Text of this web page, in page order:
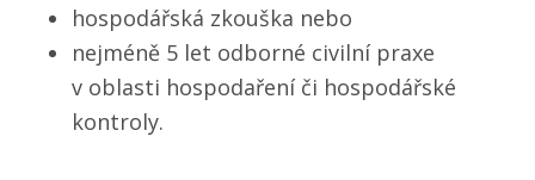
hospodářská zkouška nebo
nejméně 5 let odborné civilní praxe
v oblasti hospodaření či hospodářské
kontroly.